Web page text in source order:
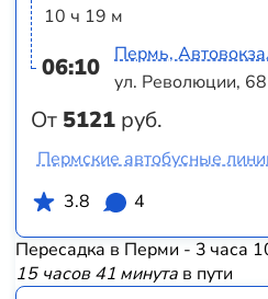
10 ч 19 м
06:10
От 5121 руб.
Пермь,
ул. Революции, 68
Пермские автобусные
3.8
4
Пересадка в Перми - 3 часа
15 часов 41 минутав пути